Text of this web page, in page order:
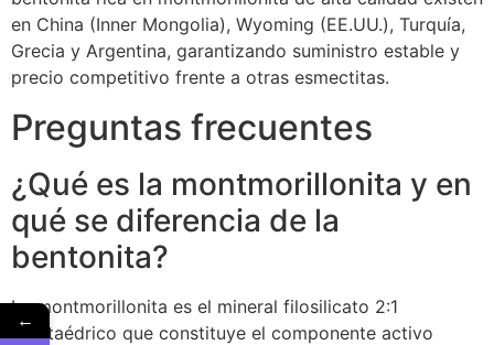
en China (Inner Mongolia), Wyoming (EE.UU.), Turquía,
Grecia y Argentina, garantizando suministro estable y
precio competitivo frente a otras esmectitas.
Preguntas frecuentes
¿Qué es la montmorillonita y en
qué se diferencia de la
bentonita?
La montmorillonita es el mineral filosilicato 2:1
dioctaédrico que constituye el componente activo
←